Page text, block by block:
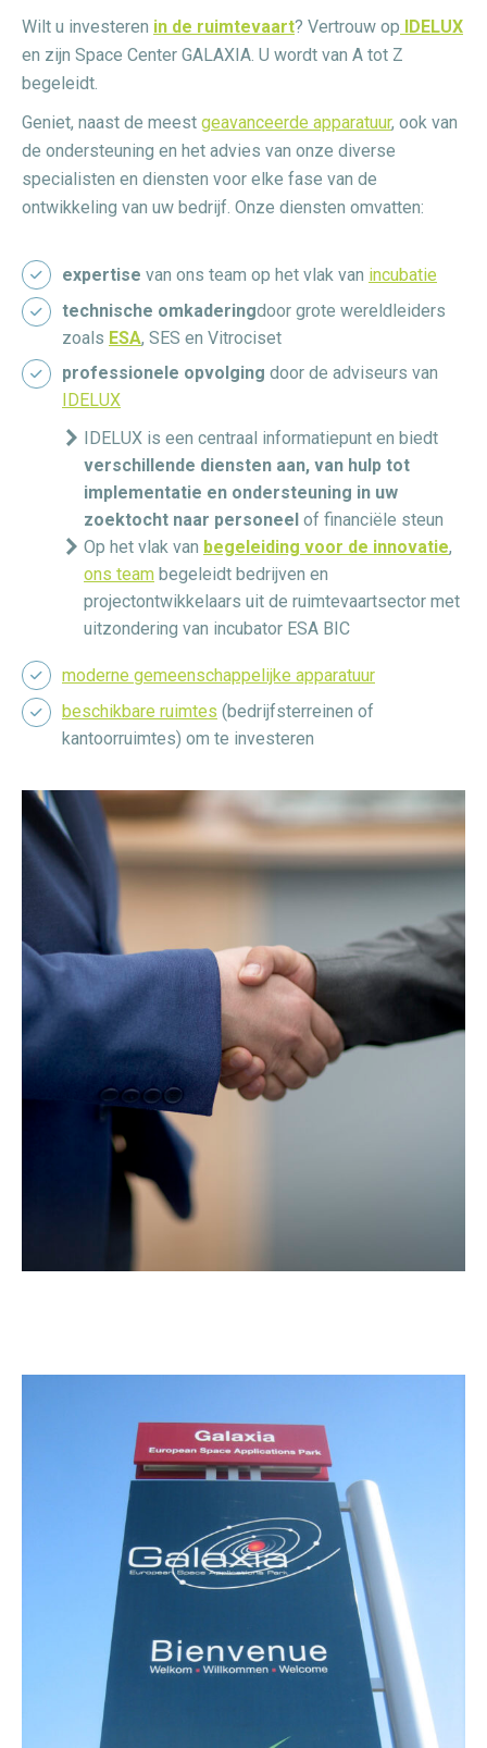
Wilt u investeren in de ruimtevaart? Vertrouw op IDELUX
en zijn Space Center GALAXIA. U wordt van A tot Z
begeleidt.
Geniet, naast de meest geavanceerde apparatuur, ook van
de ondersteuning en het advies van onze diverse
specialisten en diensten voor elke fase van de
ontwikkeling van uw bedrijf. Onze diensten omvatten:
expertise van ons team op het vlak van incubatie
technische omkaderingdoor grote wereldleiders
zoals ESA, SES en Vitrociset
professionele opvolging door de adviseurs van
IDELUX
IDELUX is een centraal informatiepunt en biedt
verschillende diensten aan, van hulp tot
implementatie en ondersteuning in uw
zoektocht naar personeel of financiële steun
Op het vlak van begeleiding voor de innovatie,
ons team begeleidt bedrijven en
projectontwikkelaars uit de ruimtevaartsector met
uitzondering van incubator ESA BIC
moderne gemeenschappelijke apparatuur
beschikbare ruimtes (bedrijfsterreinen of
kantoorruimtes) om te investeren